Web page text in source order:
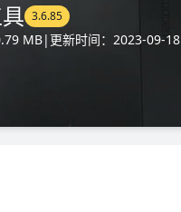
3.6.85
MB| 更新时间：2023-09-18